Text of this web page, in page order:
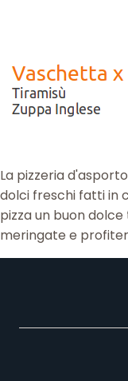
La pizzeria
dolci freschi fatti in
pizza un buon
meringate e